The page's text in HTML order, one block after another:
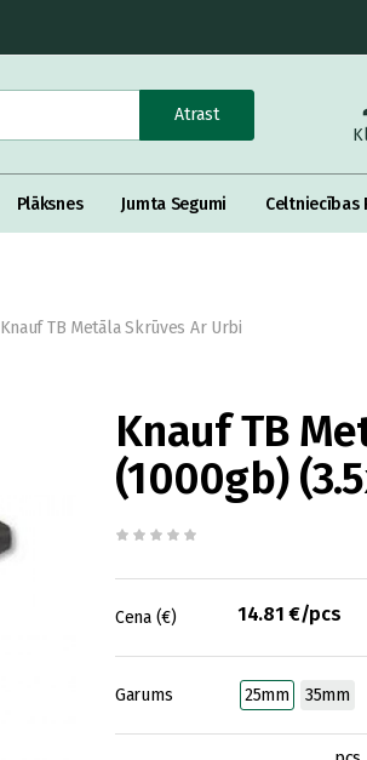
Atrast
Plāksnes Jumta Segumi Celtniecības
Knauf TB Metāla Skrūves Ar Urbi
Knauf TB
(1000gb)
Cena (€) 14.81 €/pcs
Garums 25mm 35mm